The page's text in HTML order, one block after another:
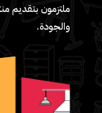
ملتزمون بتقديم
والجودة.